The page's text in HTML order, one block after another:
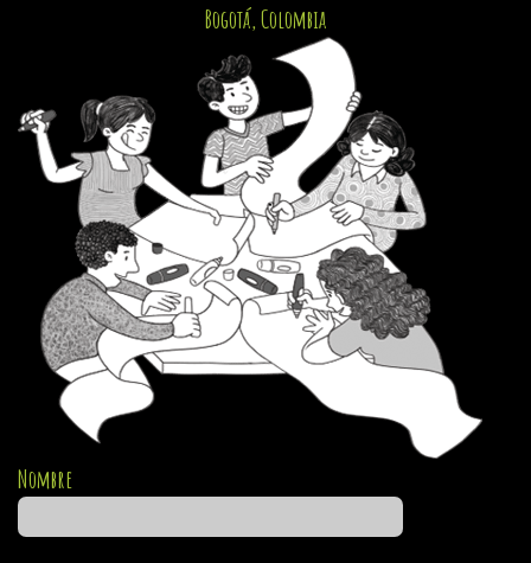
Bogotá, Colombia
Nombre